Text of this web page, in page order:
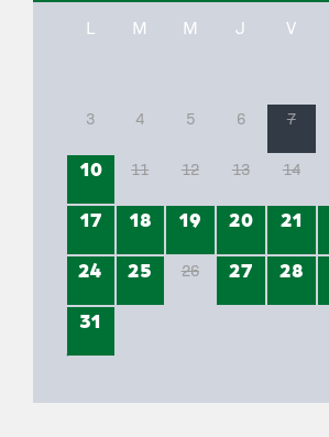
L M M J V
3 4 5 6 7
10 11 12 13 14
17
18 19 20 21
24
25 26 27 28
31